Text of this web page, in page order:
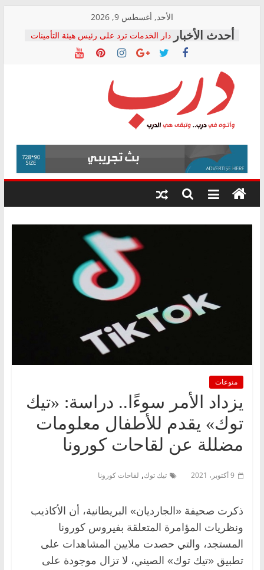
content
الأحد, أغسطس 9, 2026
دار الخدمات ترد على رئيس هيئة التأمينات
بعد مؤتمره الصحفي: إنكار الأزمة لا ينهي
معاناة أصحاب المعاشات.. ونطالب بكشف
فرحات سليمان يكتب: القطاع الصحي إلى
أين؟
حزب التحالف الشعبي يطلق لجنة “الحق
في الصحة” بالإسكندرية لرصد الانتهاكات
ودعم المرضى
الوزاري لمدينة الصحفيين.. وانتهاء أعمال
إنشاء المبنى الإداري
المجلس القومي لحقوق الإنسان يعلن
متابعة قضية الدكتور محمد زهران.. ويؤكد:
قرينة البراءة وضمانات المحاكمة العادلة
درب
وأتوه
درب..
وتبقى
هي
منوعات
يزداد الأمر سوءًا.. دراسة: «تيك
توك» يقدم للأطفال معلومات
مضللة عن لقاحات كورونا
9 أكتوبر، 2021 تيك توك, لقاحات كورونا
ذكرت صحيفة «الجارديان» البريطانية، أن الأكاذيب
ونظريات المؤامرة المتعلقة بفيروس كورونا
المستجد، والتي حصدت ملايين المشاهدات على
تطبيق «تيك توك» الصيني، لا تزال موجودة على